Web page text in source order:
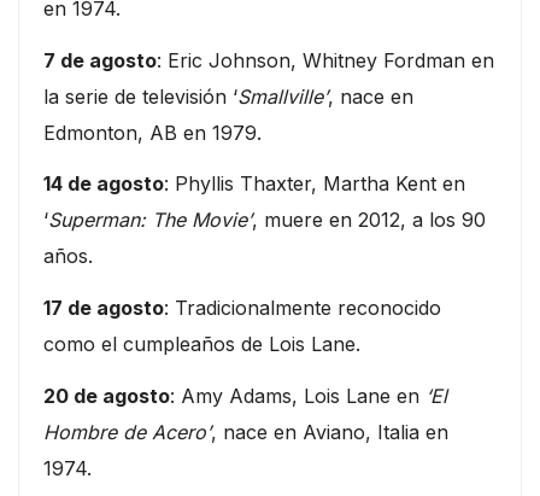
en 1974.
7 de agosto: Eric Johnson, Whitney Fordman en
la serie de televisión ‘Smallville’, nace en
Edmonton, AB en 1979.
14 de agosto: Phyllis Thaxter, Martha Kent en
‘Superman: The Movie’, muere en 2012, a los 90
años.
17 de agosto: Tradicionalmente reconocido
como el cumpleaños de Lois Lane.
20 de agosto: Amy Adams, Lois Lane en ‘El
Hombre de Acero’, nace en Aviano, Italia en
1974.